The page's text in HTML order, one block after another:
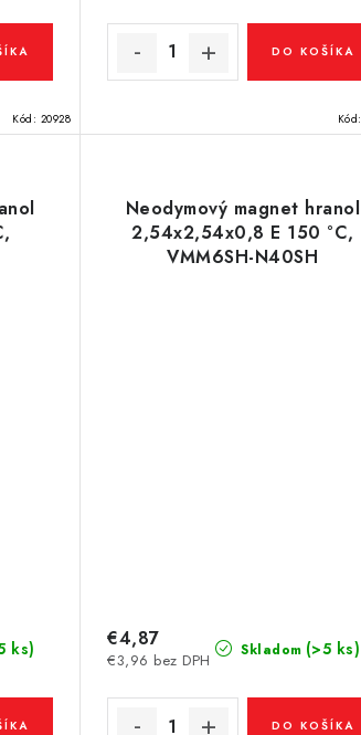
Kód: 20928
DO KOŠÍKA
Kód:
ks)
Neodymový magnet hranol
2,54x2,54x0,8 E 150 °C,
VMM6SH-N40SH
Skladom (>5 ks)
€3,96 bez DPH
€4,87
DO KOŠÍKA